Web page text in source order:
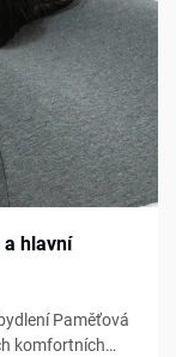
a hlavní
Paměťová
komfortních